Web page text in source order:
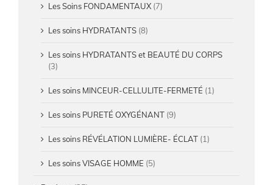
Les Soins FONDAMENTAUX (7)
Les soins HYDRATANTS (8)
Les soins HYDRATANTS et BEAUTÉ DU CORPS
(3)
Les soins MINCEUR-CELLULITE-FERMETÉ (1)
Les soins PURETÉ OXYGÉNANT (9)
Les soins RÉVÉLATION LUMIÈRE- ÉCLAT (1)
Les soins VISAGE HOMME (5)